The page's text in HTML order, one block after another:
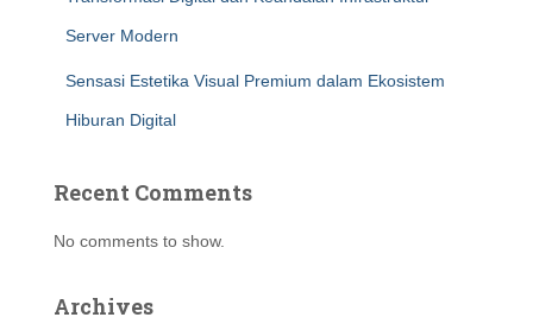
Server Modern
Sensasi Estetika Visual Premium dalam Ekosistem
Hiburan Digital
Recent Comments
No comments to show.
Archives